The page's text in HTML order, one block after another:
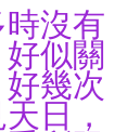
沒有
似關
幾次
日，